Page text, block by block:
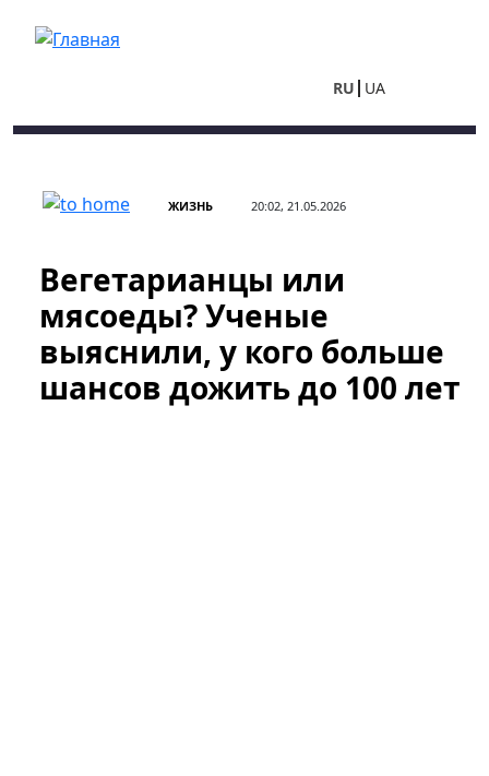
RU UA
ЖИЗНЬ 20:02, 21.05.2026
Вегетарианцы или
мясоеды? Ученые
выяснили, у кого больше
шансов дожить до 100 лет